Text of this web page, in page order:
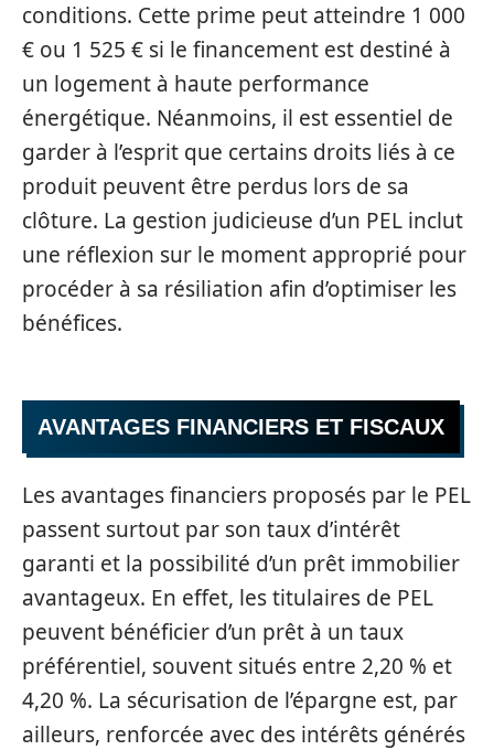
conditions. Cette prime peut atteindre 1 000
€ ou 1 525 € si le financement est destiné à
un logement à haute performance
énergétique. Néanmoins, il est essentiel de
garder à l’esprit que certains droits liés à ce
produit peuvent être perdus lors de sa
clôture. La gestion judicieuse d’un PEL inclut
une réflexion sur le moment approprié pour
procéder à sa résiliation afin d’optimiser les
bénéfices.
AVANTAGES FINANCIERS ET FISCAUX
Les avantages financiers proposés par le PEL
passent surtout par son taux d’intérêt
garanti et la possibilité d’un prêt immobilier
avantageux. En effet, les titulaires de PEL
peuvent bénéficier d’un prêt à un taux
préférentiel, souvent situés entre 2,20 % et
4,20 %. La sécurisation de l’épargne est, par
ailleurs, renforcée avec des intérêts générés